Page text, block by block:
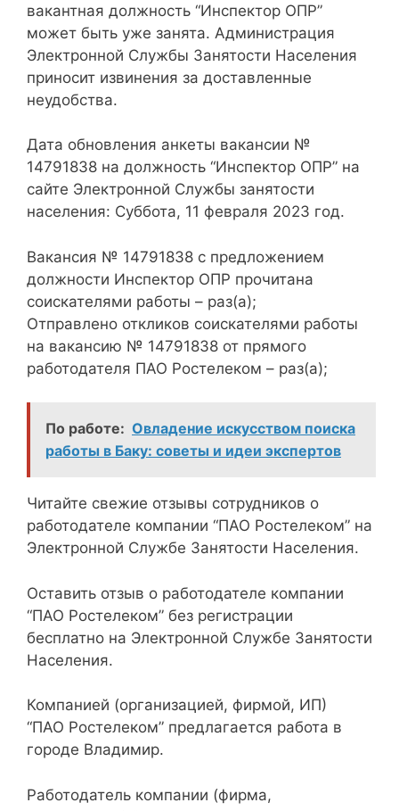
вакантная должность “Инспектор ОПР”
может быть уже занята. Администрация
Электронной Службы Занятости Населения
приносит извинения за доставленные
неудобства.
Дата обновления анкеты вакансии №
14791838 на должность “Инспектор ОПР” на
сайте Электронной Службы занятости
населения: Суббота, 11 февраля 2023 год.
Вакансия № 14791838 с предложением
должности Инспектор ОПР прочитана
соискателями работы – раз(а);
Отправлено откликов соискателями работы
на вакансию № 14791838 от прямого
работодателя ПАО Ростелеком – раз(а);
По работе: Овладение искусством поиска
работы в Баку: советы и идеи экспертов
Читайте свежие отзывы сотрудников о
работодателе компании “ПАО Ростелеком” на
Электронной Службе Занятости Населения.
Оставить отзыв о работодателе компании
“ПАО Ростелеком” без регистрации
бесплатно на Электронной Службе Занятости
Населения.
Компанией (организацией, фирмой, ИП)
“ПАО Ростелеком” предлагается работа в
городе Владимир.
Работодатель компании (фирма,